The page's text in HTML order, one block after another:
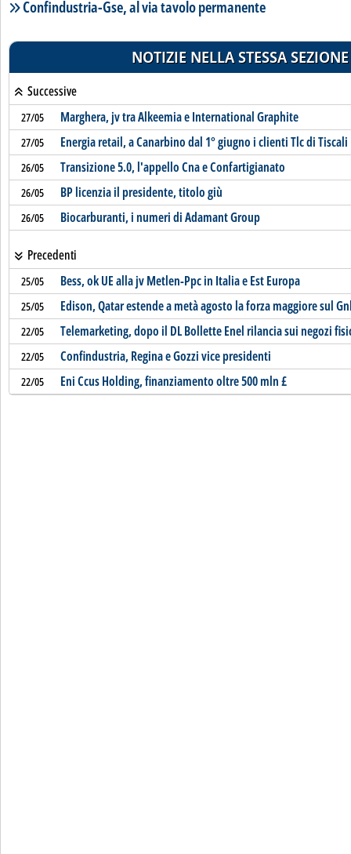
Confindustria-Gse, al via tavolo permanente
NOTIZIE NELLA STESSA SEZIONE
Successive
27/05 Marghera, jv tra Alkeemia e International Graphite
27/05 Energia retail, a Canarbino dal 1° giugno i clienti Tlc di Tiscali
26/05 Transizione 5.0, l'appello Cna e Confartigianato
26/05 BP licenzia il presidente, titolo giù
26/05 Biocarburanti, i numeri di Adamant Group
Precedenti
25/05 Bess, ok UE alla jv Metlen-Ppc in Italia e Est Europa
25/05 Edison, Qatar estende a metà agosto la forza maggiore sul
22/05 Telemarketing, dopo il DL Bollette Enel rilancia sui negozi
22/05 Confindustria, Regina e Gozzi vice presidenti
22/05 Eni Ccus Holding, finanziamento oltre 500 mln £